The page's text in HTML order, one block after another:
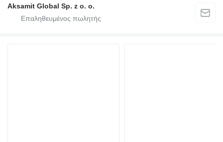
Aksamit Global Sp. z o. o.